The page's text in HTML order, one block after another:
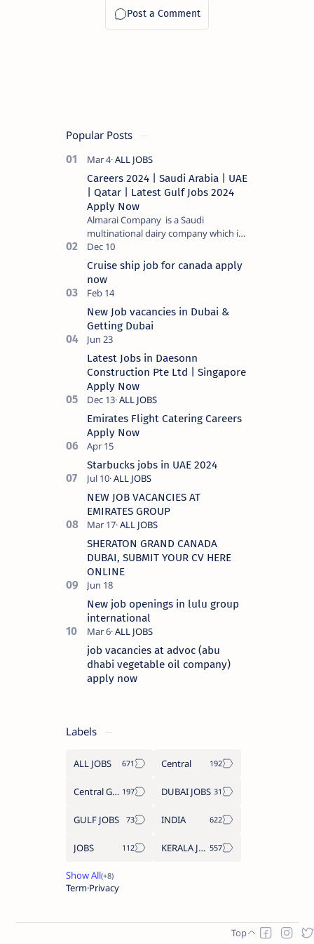
Popular Posts
Careers 2024 | Saudi Arabia | UAE
| Qatar | Latest Gulf Jobs 2024
Apply Now
Almarai Company is a Saudi
multinational dairy company which is
listed on the Tadawul stock exchange.
It specializes in food and bevera…
Cruise ship job for canada apply
now
New Job vacancies in Dubai &
Getting Dubai
Latest Jobs in Daesonn
Construction Pte Ltd | Singapore
Apply Now
Emirates Flight Catering Careers
Apply Now
Starbucks jobs in UAE 2024
NEW JOB VACANCIES AT
EMIRATES GROUP
SHERATON GRAND CANADA
DUBAI, SUBMIT YOUR CV HERE
ONLINE
New job openings in lulu group
international
job vacancies at advoc (abu
dhabi vegetable oil company)
apply now
Labels
ALL JOBS Central
Central Government Job DUBAI JOBS
GULF JOBS INDIA
JOBS KERALA JOBS
Term Privacy